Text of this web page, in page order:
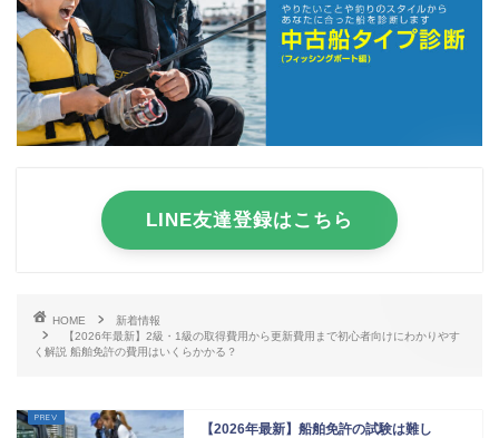
LINE友達登録はこちら
HOME
新着情報
【2026年最新】2級・1級の取得費用から更新費用まで初心者向けにわかりやす
く解説 船舶免許の費用はいくらかかる？
【2026年最新】船舶免許の試験は難し